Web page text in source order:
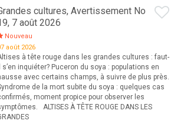
cultures, Avertissement No
7 août 2026
Nouveau
août 2026
à tête rouge dans les grandes cultures : faut-
s’en inquiéter? Puceron du soya : populations en
avec certains champs, à suivre de plus près.
de la mort subite du soya : quelques cas
moment propice pour observer les
ALTISES À TÊTE ROUGE DANS LES